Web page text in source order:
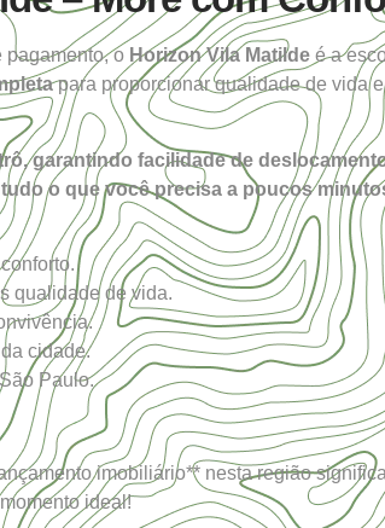
pagamento, o Horizon Vila Matilde é a
para proporcionar qualidade de vida
garantindo facilidade de
o que você precisa a poucos
qualidade de vida.
cidade.
Paulo.
imobiliário** nesta região
ideal!